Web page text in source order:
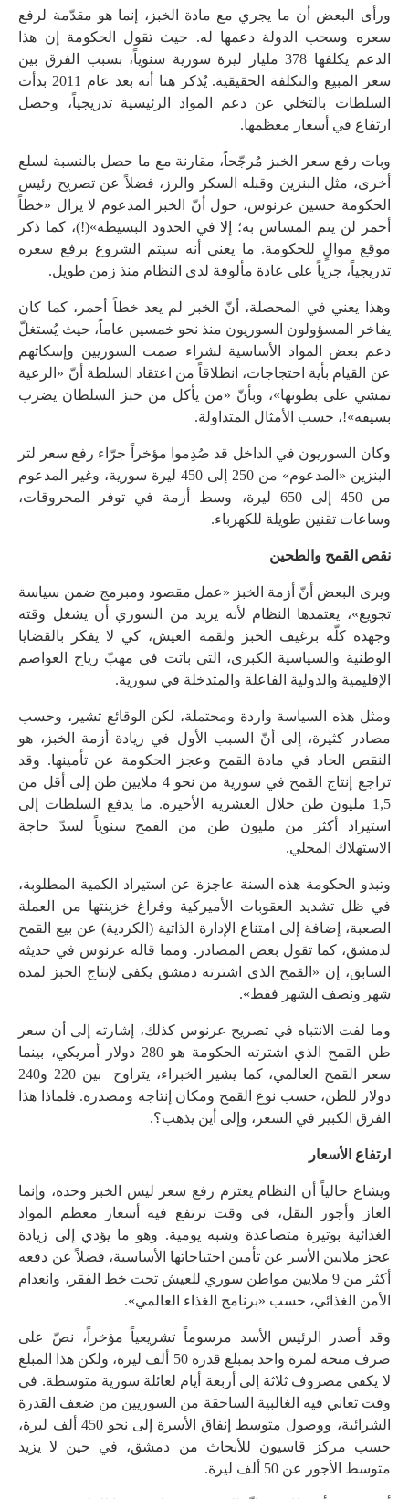
ورأى البعض أن ما يجري مع مادة الخبز، إنما هو مقدّمة لرفع
سعره وسحب الدولة دعمها له. حيث تقول الحكومة إن هذا
الدعم يكلفها 378 مليار ليرة سورية سنوياً، بسبب الفرق بين
سعر المبيع والتكلفة الحقيقية. يُذكر هنا أنه بعد عام 2011 بدأت
السلطات بالتخلي عن دعم المواد الرئيسية تدريجياً، وحصل
ارتفاع في أسعار معظمها.
وبات رفع سعر الخبز مُرجّحاً، مقارنة مع ما حصل بالنسبة لسلع
أخرى، مثل البنزين وقبله السكر والرز، فضلاً عن تصريح رئيس
الحكومة حسين عرنوس، حول أنّ الخبز المدعوم لا يزال «خطاً
أحمر لن يتم المساس به؛ إلا في الحدود البسيطة»(!)، كما ذكر
موقع موالٍ للحكومة. ما يعني أنه سيتم الشروع برفع سعره
تدريجياً، جرياً على عادة مألوفة لدى النظام منذ زمن طويل.
وهذا يعني في المحصلة، أنّ الخبز لم يعد خطاً أحمر، كما كان
يفاخر المسؤولون السوريون منذ نحو خمسين عاماً، حيث يُستغلّ
دعم بعض المواد الأساسية لشراء صمت السوريين وإسكاتهم
عن القيام بأية احتجاجات، انطلاقاً من اعتقاد السلطة أنّ «الرعية
تمشي على بطونها»، وبأنّ «من يأكل من خبز السلطان يضرب
بسيفه»!، حسب الأمثال المتداولة.
وكان السوريون في الداخل قد صُدِموا مؤخراً جرّاء رفع سعر لتر
البنزين «المدعوم» من 250 إلى 450 ليرة سورية، وغير المدعوم
من 450 إلى 650 ليرة، وسط أزمة في توفر المحروقات،
وساعات تقنين طويلة للكهرباء.
نقص القمح والطحين
ويرى البعض أنّ أزمة الخبز «عمل مقصود ومبرمج ضمن سياسة
تجويع»، يعتمدها النظام لأنه يريد من السوري أن يشغل وقته
وجهده كلّه برغيف الخبز ولقمة العيش، كي لا يفكر بالقضايا
الوطنية والسياسية الكبرى، التي باتت في مهبّ رياح العواصم
الإقليمية والدولية الفاعلة والمتدخلة في سورية.
ومثل هذه السياسة واردة ومحتملة، لكن الوقائع تشير، وحسب
مصادر كثيرة، إلى أنّ السبب الأول في زيادة أزمة الخبز، هو
النقص الحاد في مادة القمح وعجز الحكومة عن تأمينها. وقد
تراجع إنتاج القمح في سورية من نحو 4 ملايين طن إلى أقل من
1,5 مليون طن خلال العشرية الأخيرة. ما يدفع السلطات إلى
استيراد أكثر من مليون طن من القمح سنوياً لسدّ حاجة
الاستهلاك المحلي.
وتبدو الحكومة هذه السنة عاجزة عن استيراد الكمية المطلوبة،
في ظل تشديد العقوبات الأميركية وفراغ خزينتها من العملة
الصعبة، إضافة إلى امتناع الإدارة الذاتية (الكردية) عن بيع القمح
لدمشق، كما تقول بعض المصادر. ومما قاله عرنوس في حديثه
السابق، إن «القمح الذي اشترته دمشق يكفي لإنتاج الخبز لمدة
شهر ونصف الشهر فقط».
وما لفت الانتباه في تصريح عرنوس كذلك، إشارته إلى أن سعر
طن القمح الذي اشترته الحكومة هو 280 دولار أمريكي، بينما
سعر القمح العالمي، كما يشير الخبراء، يتراوح بين 220 و240
دولار للطن، حسب نوع القمح ومكان إنتاجه ومصدره. فلماذا هذا
الفرق الكبير في السعر، وإلى أين يذهب؟.
ارتفاع الأسعار
ويشاع حالياً أن النظام يعتزم رفع سعر ليس الخبز وحده، وإنما
الغاز وأجور النقل، في وقت ترتفع فيه أسعار معظم المواد
الغذائية بوتيرة متصاعدة وشبه يومية. وهو ما يؤدي إلى زيادة
عجز ملايين الأسر عن تأمين احتياجاتها الأساسية، فضلاً عن دفعه
أكثر من 9 ملايين مواطن سوري للعيش تحت خط الفقر، وانعدام
الأمن الغذائي، حسب «برنامج الغذاء العالمي».
وقد أصدر الرئيس الأسد مرسوماً تشريعياً مؤخراً، نصّ على
صرف منحة لمرة واحد بمبلغ قدره 50 ألف ليرة، ولكن هذا المبلغ
لا يكفي مصروف ثلاثة إلى أربعة أيام لعائلة سورية متوسطة. في
وقت تعاني فيه الغالبية الساحقة من السوريين من ضعف القدرة
الشرائية، ووصول متوسط إنفاق الأسرة إلى نحو 450 ألف ليرة،
حسب مركز قاسيون للأبحاث من دمشق، في حين لا يزيد
متوسط الأجور عن 50 ألف ليرة.